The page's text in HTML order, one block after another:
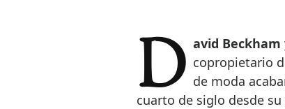
David
copropietario
de moda
cuarto de siglo desde